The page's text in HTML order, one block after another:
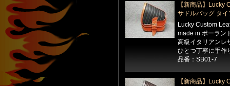
【新商品】Lucky
サドルバッグ タ
Lucky Custom
made in ポーラン
高級イタリアンレ
ひとつ丁寧に手作
品番：SB01-7
【新商品】Lucky